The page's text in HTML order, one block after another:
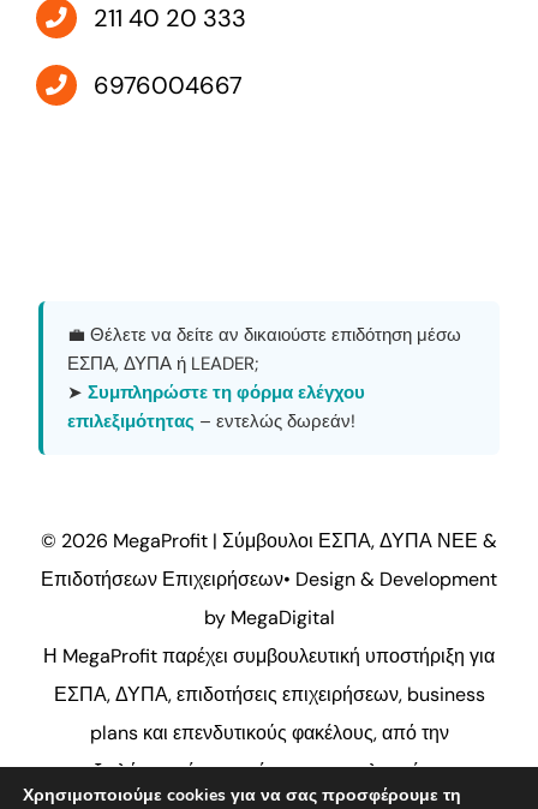
211 40 20 333
6976004667
💼 Θέλετε να δείτε αν δικαιούστε επιδότηση μέσω
ΕΣΠΑ, ΔΥΠΑ ή LEADER;
➤ Συμπληρώστε τη φόρμα ελέγχου
επιλεξιμότητας – εντελώς δωρεάν!
© 2026 MegaProfit | Σύμβουλοι ΕΣΠΑ, ΔΥΠΑ ΝΕΕ &
Επιδοτήσεων Επιχειρήσεων• Design & Development
by MegaDigital
Η MegaProfit παρέχει συμβουλευτική υποστήριξη για
ΕΣΠΑ, ΔΥΠΑ, επιδοτήσεις επιχειρήσεων, business
plans και επενδυτικούς φακέλους, από την
αξιολόγηση έως την έγκριση και υλοποίηση.
Χρησιμοποιούμε cookies για να σας προσφέρουμε τη